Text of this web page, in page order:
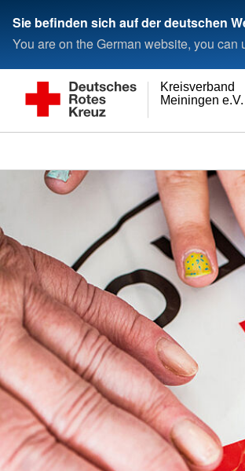
Sie befinden sich auf der deutschen
You are on the German website, you
Meiningen e.V.
Kreisverband